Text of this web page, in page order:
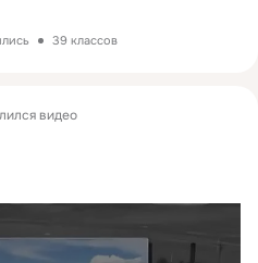
39 классов
видео